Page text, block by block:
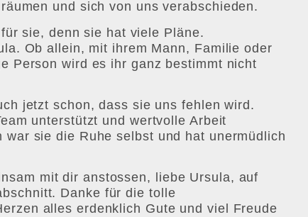
und sich von uns verabschieden.
sie, denn sie hat viele Pläne.
Ob allein, mit ihrem Mann, Familie oder
Person wird es ihr ganz bestimmt nicht
jetzt schon, dass sie uns fehlen wird.
unterstützt und wertvolle Arbeit
sie die Ruhe selbst und hat unermüdlich
mit dir anstossen, liebe Ursula, auf
Danke für die tolle
alles erdenklich Gute und viel Freude